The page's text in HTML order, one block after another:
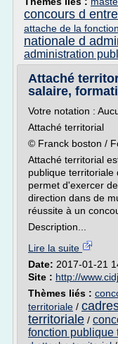
concours d
attache de la
nationale d
administration
Attaché
salaire,
Votre notation :
Attaché territorial
© Franck boston /
Attaché territorial
publique territoriale
permet d'exercer
direction dans de
réussite à un
Description...
Lire la suite
Date: 2017-01-21
Site : http://
Thèmes liés :
territoriale /
territoriale /
fonction publique